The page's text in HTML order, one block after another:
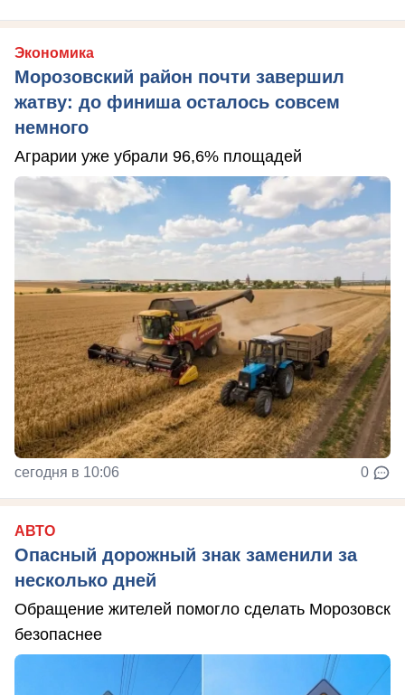
Экономика
Морозовский район почти завершил
жатву: до финиша осталось совсем
немного
Аграрии уже убрали 96,6% площадей
сегодня в 10:06 0
АВТО
Опасный дорожный знак заменили за
несколько дней
Обращение жителей помогло сделать Морозовск
безопаснее